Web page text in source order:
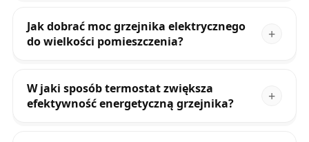
Jak dobrać moc grzejnika elektrycznego
do wielkości pomieszczenia?
W jaki sposób termostat zwiększa
efektywność energetyczną grzejnika?